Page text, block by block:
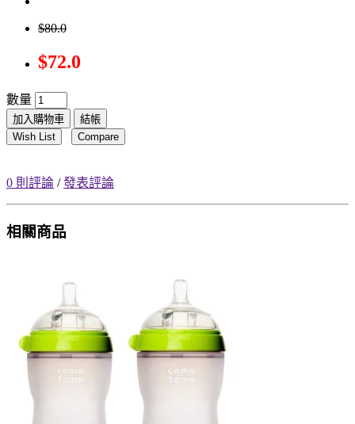
$80.0
$72.0
數量
加入購物車
結帳
Wish List
Compare
0 則評論 /發表評論
相關商品